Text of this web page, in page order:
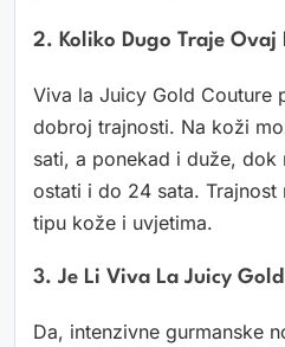
2. Koliko Dugo Traje Ovaj
Viva la Juicy Gold Couture
dobroj trajnosti. Na koži
sati, a ponekad i duže,
ostati i do 24 sata.
tipu kože i uvjetima.
3. Je Li Viva La Juicy
Da, intenzivne gurmanske